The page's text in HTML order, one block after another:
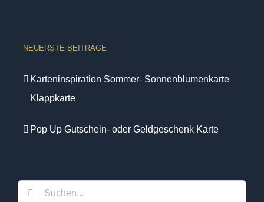
NEUERSTE BEITRÄGE
Karteninspiration Sommer- Sonnenblumenkarte
Klappkarte
Pop Up Gutschein- oder Geldgeschenk Karte
Suche